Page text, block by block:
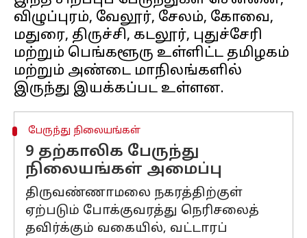
விழுப்புரம், வேலூர், சேலம், கோவை,
மதுரை, திருச்சி, கடலூர், புதுச்சேரி
மற்றும் பெங்களூரு உள்ளிட்ட தமிழகம்
மற்றும் அண்டை மாநிலங்களில்
பேருந்து நிலையங்கள்
9 தற்காலிக பேருந்து
நிலையங்கள் அமைப்பு
திருவண்ணாமலை நகரத்திற்குள்
ஏற்படும் போக்குவரத்து நெரிசலைத்
தவிர்க்கும் வகையில், வட்டாரப்